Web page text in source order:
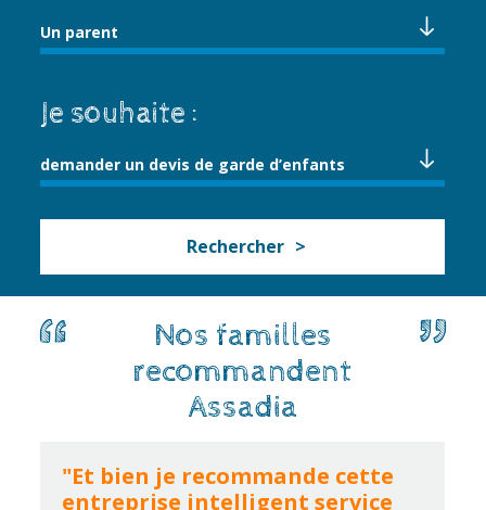
Un parent
Je souhaite :
demander un devis de garde d’enfants
Rechercher
Nos familles
recommandent
Assadia
"Et bien je recommande cette
entreprise intelligent service